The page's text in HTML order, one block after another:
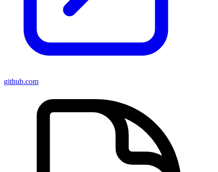
github.com